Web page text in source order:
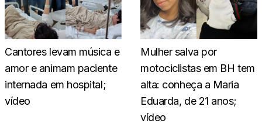
Cantores levam música e
amor e animam paciente
internada em hospital;
vídeo
Mulher salva por
motociclistas em BH tem
alta: conheça a Maria
Eduarda, de 21 anos;
vídeo